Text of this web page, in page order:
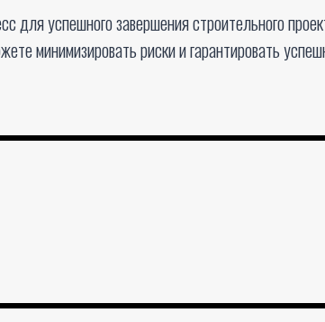
успешного завершения строительного
минимизировать риски и гарантировать